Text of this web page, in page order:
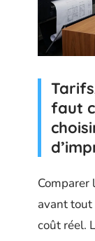
faut
Comparer
avant
coût réel.